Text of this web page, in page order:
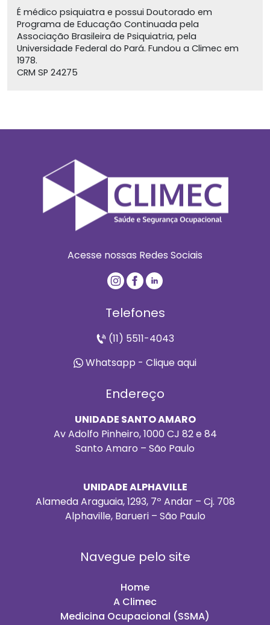
É médico psiquiatra e possui Doutorado em
Programa de Educação Continuada pela
Associação Brasileira de Psiquiatria, pela
Universidade Federal do Pará. Fundou a Climec em
1978.
CRM SP 24275
Acesse nossas Redes Sociais
Telefones
(11) 5511-4043
Whatsapp - Clique aqui
Endereço
UNIDADE SANTO AMARO
Av Adolfo Pinheiro, 1000 CJ 82 e 84
Santo Amaro – São Paulo
UNIDADE ALPHAVILLE
Alameda Araguaia, 1293, 7º Andar – Cj. 708
Alphaville, Barueri – São Paulo
Navegue pelo site
Home
A Climec
Medicina Ocupacional (SSMA)